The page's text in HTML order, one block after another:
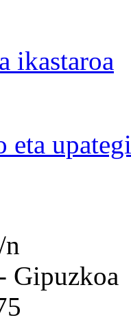
ikastaroa
eta
Gipuzkoa